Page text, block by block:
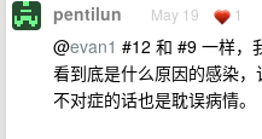
pentilun May 19 1
@evan1 #12 和 #9 一样，
看到底是什么原因的感染
不对症的话也是耽误病情。